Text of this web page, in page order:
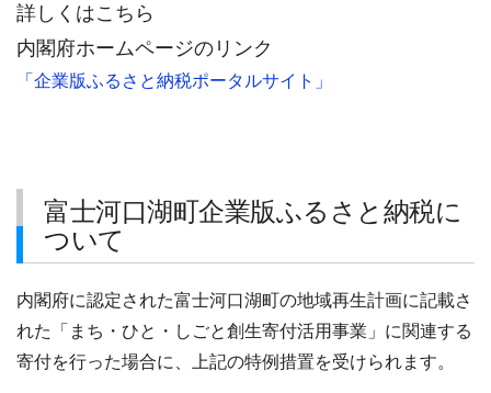
詳しくはこちら
内閣府ホームページのリンク
「企業版ふるさと納税ポータルサイト」
富士河口湖町企業版ふるさと納税に
ついて
内閣府に認定された富士河口湖町の地域再生計画に記載さ
れた「まち・ひと・しごと創生寄付活用事業」に関連する
寄付を行った場合に、上記の特例措置を受けられます。